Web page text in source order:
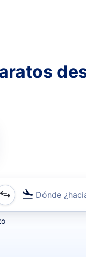
Dónde
o por vuelos